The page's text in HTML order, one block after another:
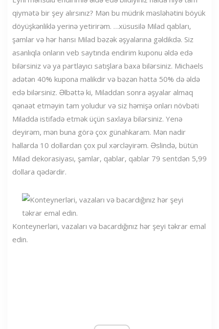
qiymətə bir şey alırsınız? Mən bu müdrik məsləhətini böyük
döyüşkənliklə yerinə yetirirəm. …xüsusilə Milad qabları,
şamlar və hər hansı Milad bəzək əşyalarına gəldikdə. Siz
asanlıqla onların veb saytında endirim kuponu əldə edə
bilərsiniz və ya partlayıcı satışlara baxa bilərsiniz. Michaels
adətən 40% kupona malikdir və bəzən hətta 50% də əldə
edə bilərsiniz. Əlbəttə ki, Miladdan sonra əşyalar almaq
qənaət etməyin tam yoludur və siz həmişə onları növbəti
Miladda istifadə etmək üçün saxlaya bilərsiniz. Yenə
deyirəm, mən buna görə çox günahkaram. Mən nadir
hallarda 10 dollardan çox pul xərcləyirəm. Əslində, bütün
Milad dekorasiyası, şamlar, qablar, qablar 79 sentdən 5,99
dollara qədərdir.
Konteynerləri, vazaları və bacardığınız hər şeyi təkrar emal
edin.